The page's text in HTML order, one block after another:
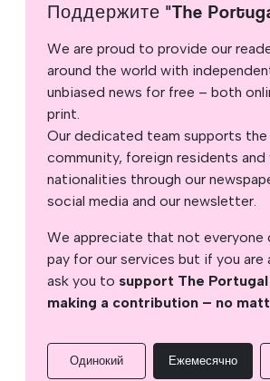
Поддержите "The
We are proud to provide our
around the world with
unbiased news for free – both
print.
Our dedicated team supports the
community, foreign residents
nationalities through our
social media and our newsletter.
We appreciate that not everyone
pay for our services but if you are
ask you to support The Portugal
making a contribution – no
Одинокий Ежемесячно